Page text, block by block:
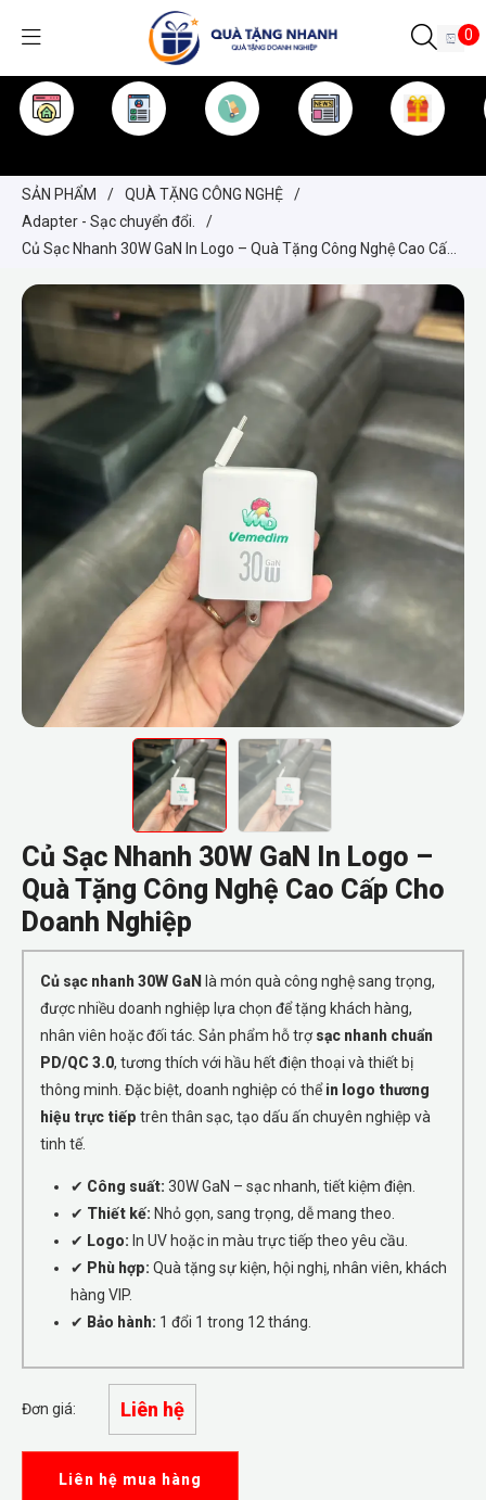
0
SẢN PHẨM / QUÀ TẶNG CÔNG NGHỆ
/
Adapter - Sạc chuyển đổi.
/
Củ Sạc Nhanh 30W GaN In Logo – Quà Tặng Công Nghệ Cao Cấp
Củ Sạc Nhanh 30W GaN In Logo –
Quà Tặng Công Nghệ Cao Cấp Cho
Doanh Nghiệp
Củ sạc nhanh 30W GaNlà món quà công nghệ sang trọng,
được nhiều doanh nghiệp lựa chọn để tặng khách hàng,
nhân viên hoặc đối tác. Sản phẩm hỗ trợsạc nhanh chuẩn
PD/QC 3.0, tương thích với hầu hết điện thoại và thiết bị
thông minh. Đặc biệt, doanh nghiệp có thểin logo thương
hiệu trực tiếp trên thân sạc, tạo dấu ấn chuyên nghiệp và
tinh tế.
✔ Công suất: 30W GaN – sạc nhanh, tiết kiệm điện.
✔ Thiết kế: Nhỏ gọn, sang trọng, dễ mang theo.
✔ Logo: In UV hoặc in màu trực tiếp theo yêu cầu.
✔ Phù hợp: Quà tặng sự kiện, hội nghị, nhân viên, khách
hàng VIP.
✔ Bảo hành: 1 đổi 1 trong 12 tháng.
Đơn giá: Liên hệ
Liên hệ mua hàng